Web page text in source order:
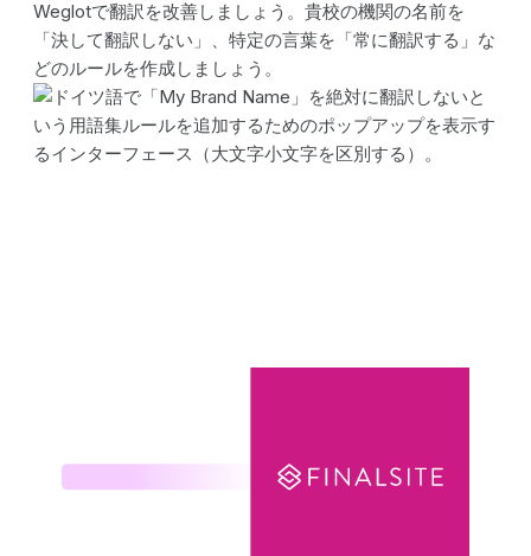
Weglotで翻訳を改善しましょう。貴校の機関の名前を
「決して翻訳しない」、特定の言葉を「常に翻訳する」な
どのルールを作成しましょう。